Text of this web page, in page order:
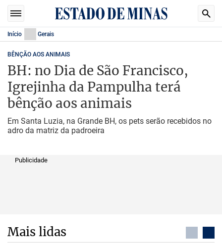
Início Gerais
BÊNÇÃO AOS ANIMAIS
BH: no Dia de São Francisco,
Igrejinha da Pampulha terá
bênção aos animais
Em Santa Luzia, na Grande BH, os pets serão recebidos no
adro da matriz da padroeira
Publicidade
Mais lidas